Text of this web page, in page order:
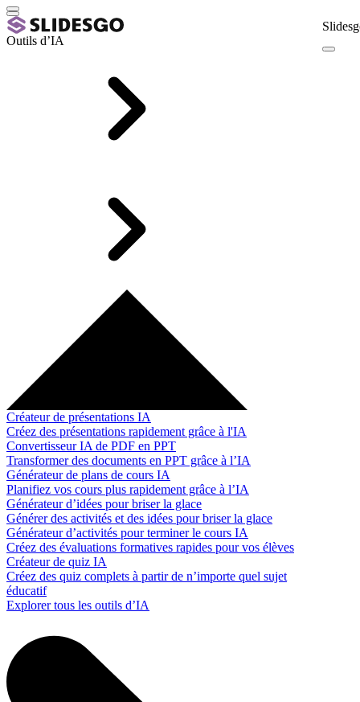
Outils d’IA
Créateur de présentations IA
Créez des présentations rapidement grâce à l'IA
Convertisseur IA de PDF en PPT
Transformer des documents en PPT grâce à l’IA
Générateur de plans de cours IA
Planifiez vos cours plus rapidement grâce à l’IA
Générateur d’idées pour briser la glace
Générer des activités et des idées pour briser la glace
Générateur d’activités pour terminer le cours IA
Créez des évaluations formatives rapides pour vos élèves
Créateur de quiz IA
Créez des quiz complets à partir de n’importe quel sujet
éducatif
Explorer tous les outils d’IA